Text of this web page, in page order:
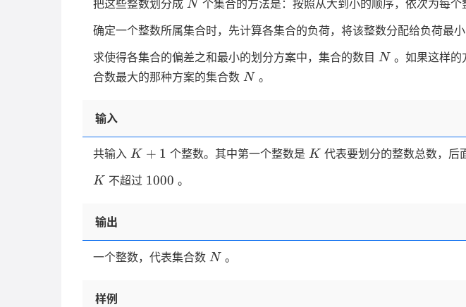
把这些整数划分成 N 个集合的方法是：按照从大到小的顺序，依次为每个
确定一个整数所属集合时，先计算各集合的负荷，将该整数分配给负荷最小
求使得各集合的偏差之和最小的划分方案中，集合的数目 N
N 。如果这样的
合数最大的那种方案的集合数 N
N 。
输入
共输入 K+1
K + 1 个整数。其中第一个整数是 K
K 代表要划分的整数总数，后
K
K 不超过 1000
1000 。
输出
一个整数，代表集合数 N
N 。
样例